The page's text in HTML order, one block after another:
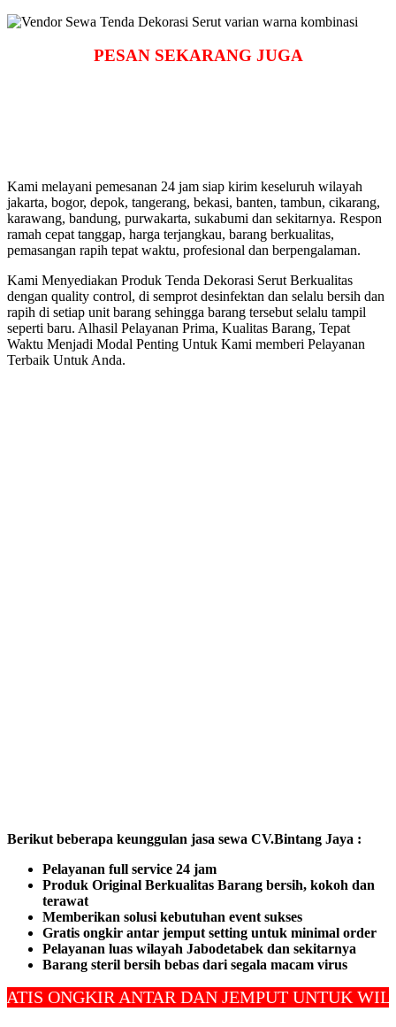
PESAN SEKARANG JUGA
Kami melayani pemesanan 24 jam siap kirim keseluruh wilayah
jakarta, bogor, depok, tangerang, bekasi, banten, tambun, cikarang,
karawang, bandung, purwakarta, sukabumi dan sekitarnya. Respon
ramah cepat tanggap, harga terjangkau, barang berkualitas,
pemasangan rapih tepat waktu, profesional dan berpengalaman.
Kami Menyediakan Produk Tenda Dekorasi Serut Berkualitas
dengan quality control, di semprot desinfektan dan selalu bersih dan
rapih di setiap unit barang sehingga barang tersebut selalu tampil
seperti baru. Alhasil Pelayanan Prima, Kualitas Barang, Tepat
Waktu Menjadi Modal Penting Untuk Kami memberi Pelayanan
Terbaik Untuk Anda.
Berikut beberapa keunggulan jasa sewa CV.Bintang Jaya :
Pelayanan full service 24 jam
Produk Original Berkualitas Barang bersih, kokoh dan
terawat
Memberikan solusi kebutuhan event sukses
Gratis ongkir antar jemput setting untuk minimal order
Pelayanan luas wilayah Jabodetabek dan sekitarnya
Barang steril bersih bebas dari segala macam virus
ANTAR DAN JEMPUT UNTUK WILAYAH